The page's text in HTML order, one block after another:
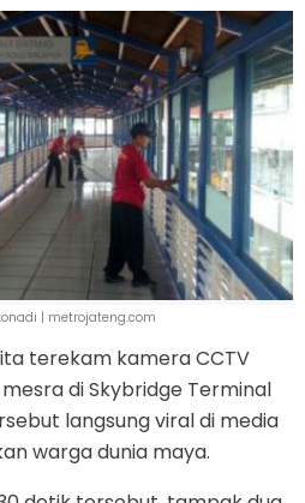
| metrojateng.com
terekam kamera CCTV
di Skybridge Terminal
langsung viral di media
warga dunia maya.